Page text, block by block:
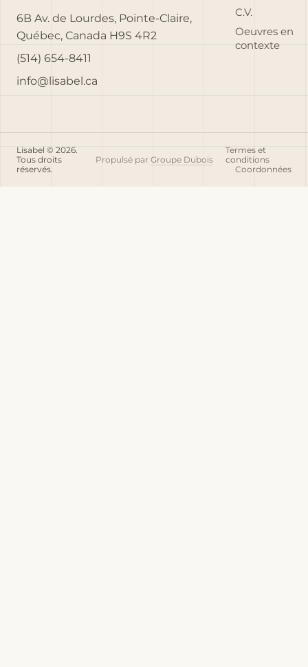
6B Av. de Lourdes, Pointe-Claire,
Québec, Canada H9S 4R2
(514) 654-8411
info@lisabel.ca
C.V.
Oeuvres en
contexte
Lisabel © 2026.
Tous droits
réservés.
Propulsé par Groupe Dubois
Termes et
conditions
Coordonnées